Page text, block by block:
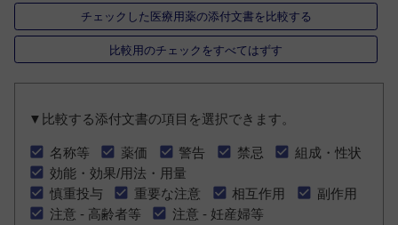
チェックした医療用薬の添付文書を比較する
比較用のチェックをすべてはずす
▼比較する添付文書の項目を選択できます。
名称等 薬価 警告 禁忌
組成・性状
効能・効果/用法・用量
慎重投与
重要な注意 相互作用
副作用
注意 - 高齢者等
注意 - 妊産婦等